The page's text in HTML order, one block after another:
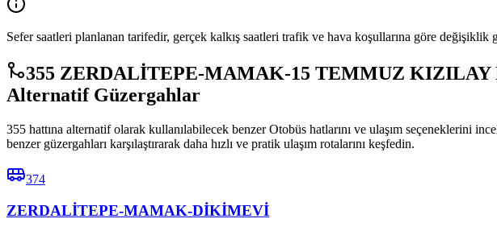
Sefer saatleri planlanan tarifedir, gerçek kalkış saatleri trafik ve hava koşullarına göre değişiklik
355 ZERDALİTEPE-MAMAK-15 TEMMUZ
Alternatif Güzergahlar
355 hattına alternatif olarak kullanılabilecek benzer Otobüs hatlarını ve ulaşım
benzer güzergahları karşılaştırarak daha hızlı ve pratik ulaşım rotalarını keşfedin.
374
ZERDALİTEPE-MAMAK-DİKİMEVİ